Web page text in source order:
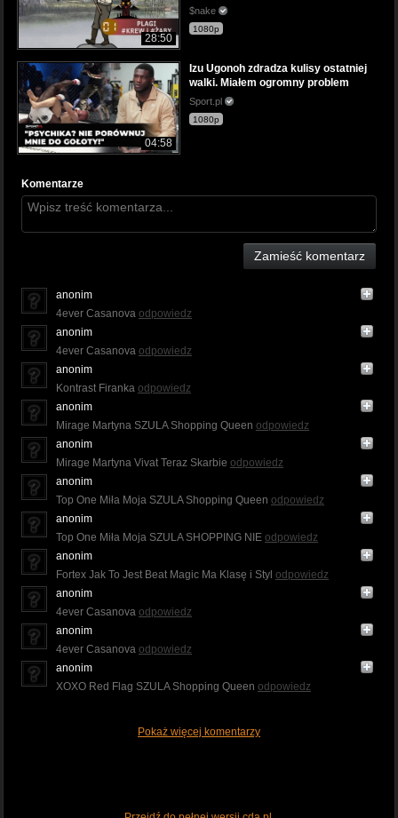
28:50
$nake
1080p
04:58
Izu Ugonoh zdradza kulisy ostatniej
walki. Miałem ogromny problem
Sport.pl
1080p
Komentarze
Zamieść komentarz
anonim
4ever Casanova odpowiedz
anonim
4ever Casanova odpowiedz
anonim
Kontrast Firanka odpowiedz
anonim
Mirage Martyna SZULA Shopping Queen odpowiedz
anonim
Mirage Martyna Vivat Teraz Skarbie odpowiedz
anonim
Top One Miła Moja SZULA Shopping Queen odpowiedz
anonim
Top One Miła Moja SZULA SHOPPING NIE odpowiedz
anonim
Fortex Jak To Jest Beat Magic Ma Klasę i Styl odpowiedz
anonim
4ever Casanova odpowiedz
anonim
4ever Casanova odpowiedz
anonim
XOXO Red Flag SZULA Shopping Queen odpowiedz
Pokaż więcej komentarzy